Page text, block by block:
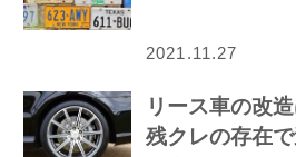
2021.11.27
リース車の改
残クレの存在